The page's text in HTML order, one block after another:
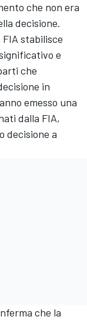
che non era
decisione.
stabilisce
e
che
in
emesso una
dalla FIA,
decisione a
che la